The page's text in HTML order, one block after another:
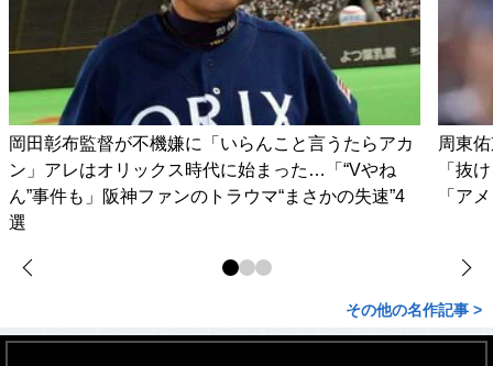
岡田彰布監督が不機嫌に「いらんこと言うたらアカ
ン」アレはオリックス時代に始まった…「“Vやね
ん”事件も」阪神ファンのトラウマ“まさかの失速”4
選
周東
「抜
「ア
その他の名作記事 >